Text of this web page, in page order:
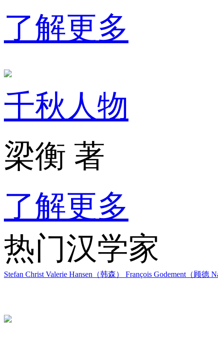
了解更多
千秋人物
梁衡 著
了解更多
热门汉学家
Stefan Christ Valerie Hansen（韩森） François Godement（顾德